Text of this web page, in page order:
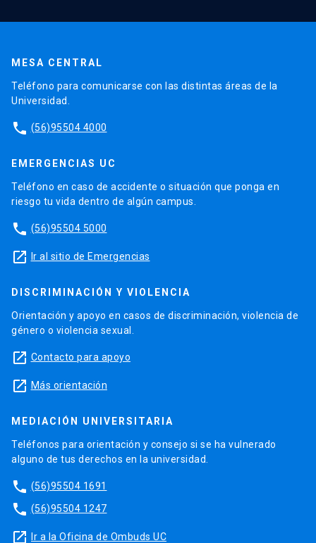
MESA CENTRAL
Teléfono para comunicarse con las distintas áreas de la
Universidad.
phone (56)95504 4000
EMERGENCIAS UC
Teléfono en caso de accidente o situación que ponga en
riesgo tu vida dentro de algún campus.
phone (56)95504 5000
launch Ir al sitio de Emergencias
DISCRIMINACIÓN Y VIOLENCIA
Orientación y apoyo en casos de discriminación, violencia de
género o violencia sexual.
launch Contacto para apoyo
launch Más orientación
MEDIACIÓN UNIVERSITARIA
Teléfonos para orientación y consejo si se ha vulnerado
alguno de tus derechos en la universidad.
phone (56)95504 1691
phone (56)95504 1247
launch Ir a la Oficina de Ombuds UC